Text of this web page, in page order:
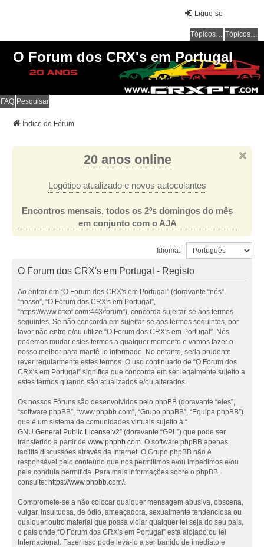
Ligue-se
Tópicos sem resposta Tópicos ativos
O Forum dos CRX's em Portugal
FAQ Pesquisar
Índice do Fórum
20 anos online
Logótipo atualizado e novos autocolantes
Encontros mensais, todos os 2ºs domingos do mês
em conjunto com o AJA
Idioma:
O Forum dos CRX's em Portugal - Registo
Ao entrar em “O Forum dos CRX's em Portugal” (doravante “nós”,
“nosso”, “O Forum dos CRX's em Portugal”,
“https://www.crxpt.com:443/forum”), concorda sujeitar-se aos termos
seguintes. Se não concorda em sujeitar-se aos termos seguintes, por
favor não entre e/ou utilize “O Forum dos CRX's em Portugal”. Nós
podemos mudar estes termos a qualquer momento e vamos fazer o
nosso melhor para mantê-lo informado. No entanto, seria prudente
rever regularmente estes termos. O uso continuado de “O Forum dos
CRX's em Portugal” significa que concorda em ser legalmente sujeito a
estes termos quando são atualizados e/ou alterados.
Os nossos Fóruns são desenvolvidos pelo phpBB (doravante “eles”,
“software phpBB”, “www.phpbb.com”, “Grupo phpBB”, “Equipa phpBB”)
que é um sistema de comunidades virtuais sujeito à “
GNU General Public License v2” (doravante “GPL”) que pode ser
transferido a partir de www.phpbb.com. O software phpBB apenas
facilita discussões através da Internet. O Grupo phpBB não é
responsável pelo conteúdo que nós permitimos e/ou impedimos e/ou
pela conduta permitida. Para mais informações sobre o phpBB,
consulte: https://www.phpbb.com/.
Compromete-se a não colocar qualquer mensagem abusiva, obscena,
vulgar, insultuosa, de ódio, ameaçadora, sexualmente tendenciosa ou
qualquer outro material que possa violar qualquer lei seja do seu país,
o país onde “O Forum dos CRX's em Portugal” está alojado ou lei
Internacional. Fazer isso pode levá-lo a ser banido de imediato e